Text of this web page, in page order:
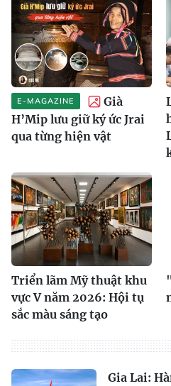
E-MAGAZINE
Già
H’Mip lưu giữ ký ức Jrai
qua từng hiện vật
Triển lãm Mỹ thuật khu
vực V năm 2026: Hội tụ
sắc màu sáng tạo
Gia Lai: